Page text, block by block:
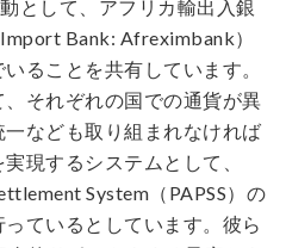
として、アフリカ輸出入銀
Bank: Afreximbank）
ることを共有しています。
それぞれの国での通貨が異
なども取り組まれなければ
現するシステムとして、
System（PAPSS）の
ているとしています。彼ら